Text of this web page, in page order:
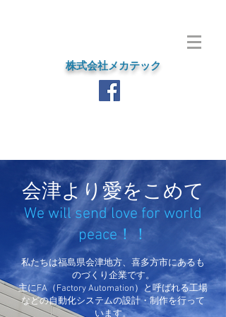
株式会社メカテック
会津より愛をこめて
We will send love for world
peace！！
私たちは福島県会津地方、喜多方市にあるも
のづくり企業です。
主にFA（Factory Automation）と呼ばれる工場
などの自動化システムの設計・制作を行って
います。